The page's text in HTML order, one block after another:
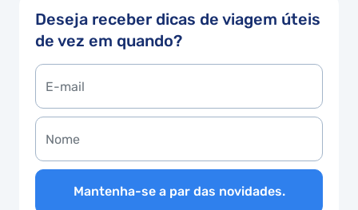
Deseja receber dicas de viagem úteis
de vez em quando?
Mantenha-se a par das novidades.